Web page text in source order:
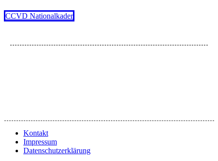
CCVD Nationalkader
Kontakt
Impressum
Datenschutzerklärung